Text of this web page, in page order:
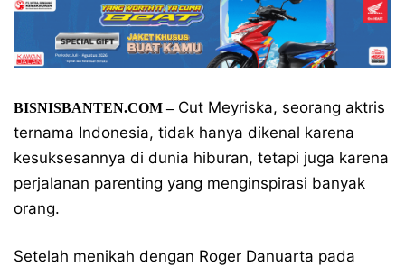
BISNISBANTEN.COM –Cut Meyriska, seorang aktris
ternama Indonesia, tidak hanya dikenal karena
kesuksesannya di dunia hiburan, tetapi juga karena
perjalanan parenting yang menginspirasi banyak
orang.
Setelah menikah dengan Roger Danuarta pada